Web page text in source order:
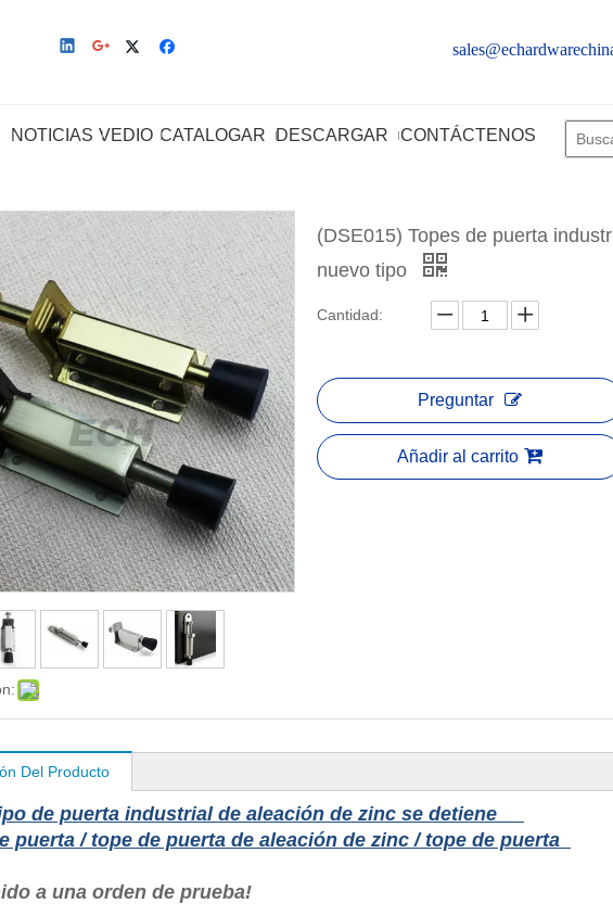
NOTICIAS VEDIO CATALOGAR DESCARGAR CONTÁCTENOS
(DSE015) Topes de puerta
nuevo tipo
Cantidad:
Preguntar
Añadir al carrito
Del Producto
de puerta industrial de aleación de zinc se detiene
puerta / tope de puerta de aleación de zinc / tope de puerta
a una orden de prueba!